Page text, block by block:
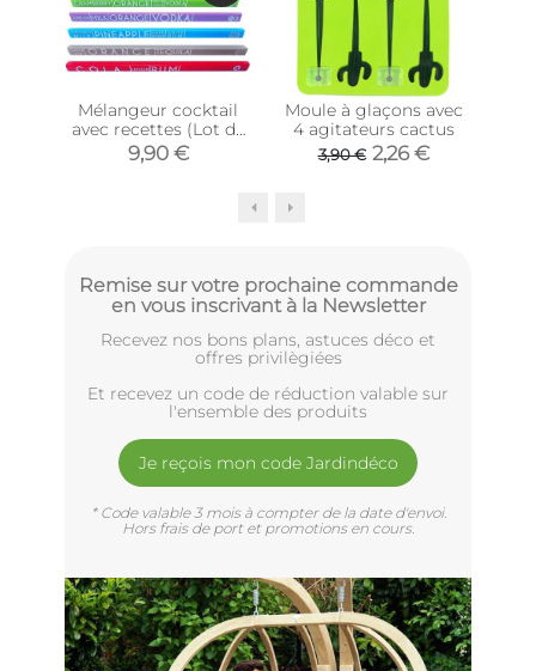
Mélangeur cocktail
avec recettes (Lot de
6)
9,90 €
Moule à glaçons avec
4 agitateurs cactus
3,90 € 2,26 €
Remise sur votre prochaine commande
en vous inscrivant à la Newsletter
Recevez nos bons plans, astuces déco et
offres privilègiées
Et recevez un code de réduction valable sur
l'ensemble des produits
Je reçois mon code Jardindéco
* Code valable 3 mois à compter de la date d'envoi.
Hors frais de port et promotions en cours.